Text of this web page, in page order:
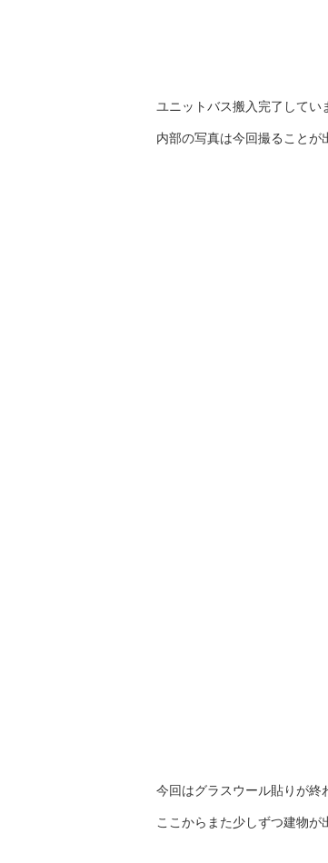
ユニットバス搬入完了してい
内部の写真は今回撮ることが
今回はグラスウール貼りが終
ここからまた少しずつ建物が